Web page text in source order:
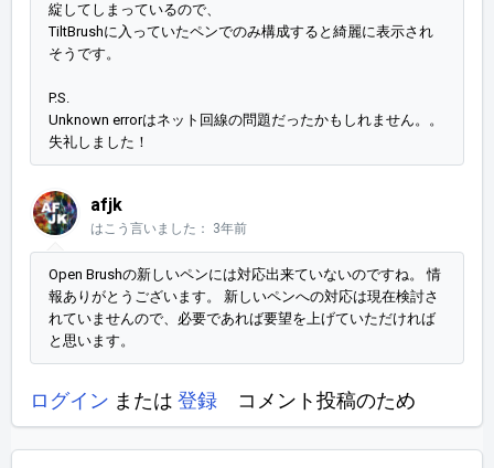
綻してしまっているので、
TiltBrushに入っていたペンでのみ構成すると綺麗に表示され
そうです。
P.S.
Unknown errorはネット回線の問題だったかもしれません。。
失礼しました！
afjk
はこう言いました： 3年前
Open Brushの新しいペンには対応出来ていないのですね。 情
報ありがとうございます。 新しいペンへの対応は現在検討さ
れていませんので、必要であれば要望を上げていただければ
と思います。
ログイン または 登録 コメント投稿のため